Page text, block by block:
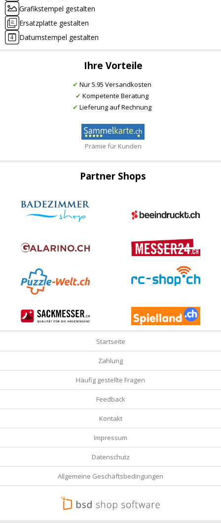
Grafikstempel gestalten
Ersatzplatte gestalten
Datumstempel gestalten
Ihre Vorteile
✔ Nur 5.95 Versandkosten
✔ Kompetente Beratung
✔ Lieferung auf Rechnung
Prämie für Kunden
Partner Shops
Startseite
Zahlung
Häufig gestellte Fragen
Feedback
Kontakt
Impressum
Datenschutz
Allgemeine Geschäftsbedingungen